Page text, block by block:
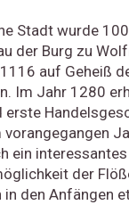
Stadt wurde
der Burg zu
auf Geheiß
Im Jahr 1280
erste
vorangegangen
ein
der
den Anfängen